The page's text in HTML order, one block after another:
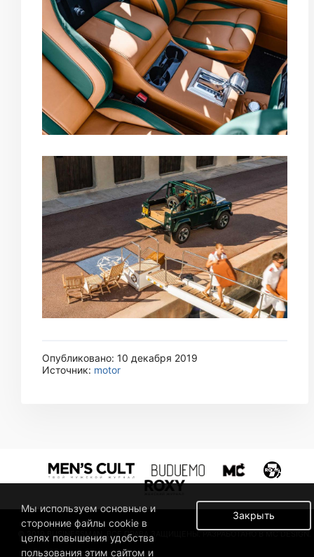
Опубликовано: 10 декабря 2019
Источник: motor
© 2019 BUSINESSMAN. ВСЕ ПРАВА ЗАЩИЩЕНЫ. РАЗРАБОТАНО В MC DESIGN.
Закрыть
Мы используем основные и
сторонние файлы cookie в
целях повышения удобства
пользования этим сайтом и